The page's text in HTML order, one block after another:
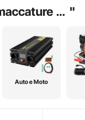
riparazione ammaccature auto "
Auto e Moto